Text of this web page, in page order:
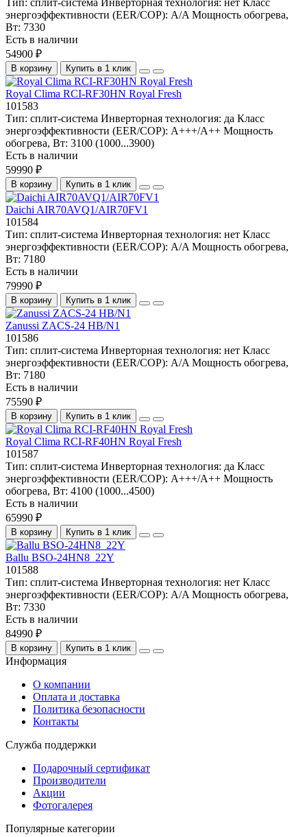
Тип: сплит-система Инверторная технология: нет Класс
энергоэффективности (EER/COP): A/A Мощность обогрева,
Вт: 7330
Есть в наличии
54900 ₽
В корзину Купить в 1 клик
Royal Clima RCI-RF30HN Royal Fresh
101583
Тип: сплит-система Инверторная технология: да Класс
энергоэффективности (EER/COP): A+++/A++ Мощность
обогрева, Вт: 3100 (1000...3900)
Есть в наличии
59990 ₽
В корзину Купить в 1 клик
Daichi AIR70AVQ1/AIR70FV1
101584
Тип: сплит-система Инверторная технология: нет Класс
энергоэффективности (EER/COP): A/A Мощность обогрева,
Вт: 7180
Есть в наличии
79990 ₽
В корзину Купить в 1 клик
Zanussi ZACS-24 HB/N1
101586
Тип: сплит-система Инверторная технология: нет Класс
энергоэффективности (EER/COP): A/A Мощность обогрева,
Вт: 7180
Есть в наличии
75590 ₽
В корзину Купить в 1 клик
Royal Clima RCI-RF40HN Royal Fresh
101587
Тип: сплит-система Инверторная технология: да Класс
энергоэффективности (EER/COP): A+++/A++ Мощность
обогрева, Вт: 4100 (1000...4500)
Есть в наличии
65990 ₽
В корзину Купить в 1 клик
Ballu BSO-24HN8_22Y
101588
Тип: сплит-система Инверторная технология: нет Класс
энергоэффективности (EER/COP): A/A Мощность обогрева,
Вт: 7330
Есть в наличии
84990 ₽
В корзину Купить в 1 клик
Информация
О компании
Оплата и доставка
Политика безопасности
Контакты
Служба поддержки
Подарочный сертификат
Производители
Акции
Фотогалерея
Популярные категории